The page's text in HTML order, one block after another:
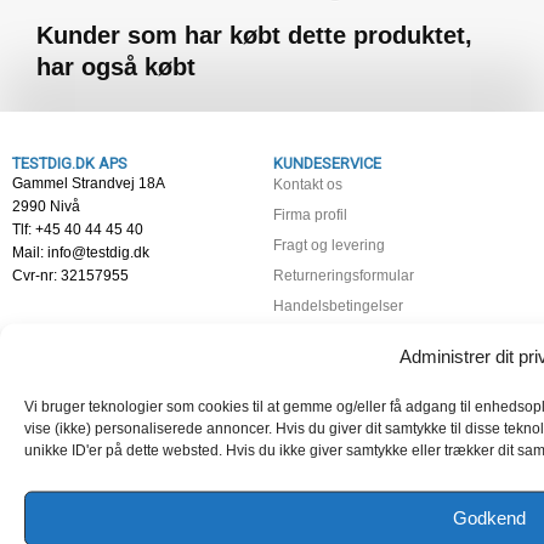
Administrer dit
Vi bruger teknologier som cookies til at gemme og/eller få adgang til
vise (ikke) personaliserede annoncer. Hvis du giver dit samtykke til disse
unikke ID'er på dette websted. Hvis du ikke giver samtykke eller trækker dit
Godkend
Kunder som har købt dette produktet,
har også købt
TESTDIG.DK APS
Gammel Strandvej 18A
2990 Nivå
Tlf: +45 40 44 45 40
Mail: info@testdig.dk
Cvr-nr: 32157955
KUNDESERVICE
Kontakt os
Firma profil
Fragt og levering
Returneringsformular
Handelsbetingelser
Min Konto – Log ind
Vælg det rigtige alkometer
Kalibrering af pulsoximeter
Alkoholmåling i udåndingsluften